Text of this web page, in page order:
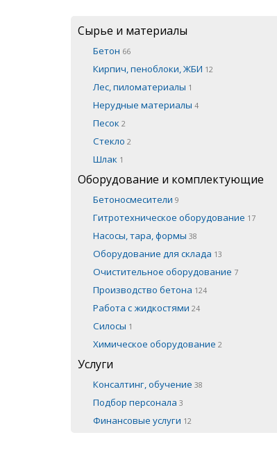
Сырье и материалы
Бетон 66
Кирпич, пеноблоки, ЖБИ 12
Лес, пиломатериалы 1
Нерудные материалы 4
Песок 2
Стекло 2
Шлак 1
Оборудование и комплектующие
Бетоносмесители 9
Гитротехническое оборудование 17
Насосы, тара, формы 38
Оборудование для склада 13
Очистительное оборудование 7
Производство бетона 124
Работа с жидкостями 24
Силосы 1
Химическое оборудование 2
Услуги
Консалтинг, обучение 38
Подбор персонала 3
Финансовые услуги 12